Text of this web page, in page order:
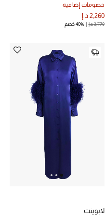
خصومات إضافية
2,260 د.إ
3,770 د.إ 40% خصم
لابوينت